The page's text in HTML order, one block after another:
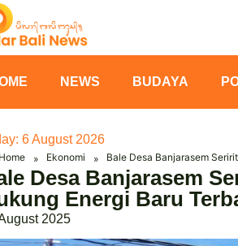
NEWS BUDAYA
6 August 2026
Home » Ekonomi » Bale Desa Banjarasem
Desa Banjarasem
Energi Baru
2025